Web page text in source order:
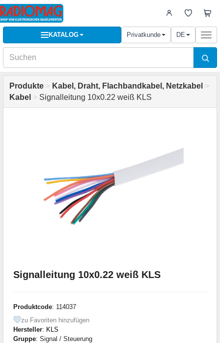
KATALOG Privatkunde DE
Produkte > Kabel, Draht, Flachbandkabel, Netzkabel >
Kabel > Signalleitung 10x0.22 weiß KLS
Signalleitung 10x0.22 weiß KLS
Produktcode: 114037
zu Favoriten hinzufügen
Hersteller: KLS
Gruppe: Signal / Steuerung